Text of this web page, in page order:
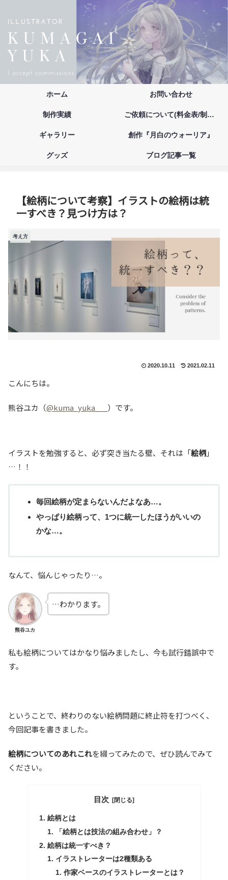
ホーム お問い合わせ
制作実績 ご依頼について(料金表/制作の流れ/注意事項/お支払い方法)
ギャラリー 創作『月白のウォーリア』
グッズ ブログ記事一覧
【絵柄について考察】イラストの絵柄は統
一すべき？見つけ方は？
考え方
2020.10.11 2021.02.11
こんにちは。
熊谷ユカ（@kuma_yuka___ ）です。
イラストを勉強すると、必ず突き当たる壁、それは「絵柄」
…！！
毎回絵柄が定まらないんだよなあ…。
やっぱり絵柄って、1つに統一したほうがいいの
かな…。
なんて、悩んじゃったり…。
熊谷ユカ
…わかります。
私も絵柄についてはかなり悩みましたし、今も試行錯誤中で
す。
ということで、終わりのない絵柄問題に終止符を打つべく、
今回記事を書きました。
絵柄についてのあれこれを綴ってみたので、ぜひ読んでみて
ください。
目次
絵柄とは
「絵柄とは技法の組み合わせ」？
絵柄は統一すべき？
イラストレーターは2種類ある
作家ベースのイラストレーターとは？